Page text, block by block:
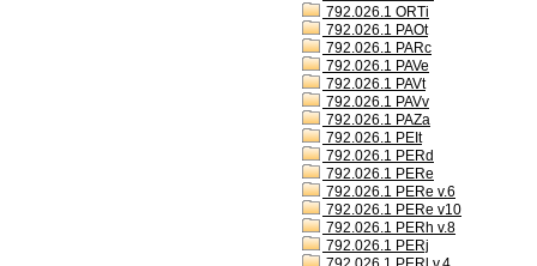
792.026.1 ORTi
792.026.1 PAOt
792.026.1 PARc
792.026.1 PAVe
792.026.1 PAVt
792.026.1 PAVv
792.026.1 PAZa
792.026.1 PEIt
792.026.1 PERd
792.026.1 PERe
792.026.1 PERe v.6
792.026.1 PERe v10
792.026.1 PERh v.8
792.026.1 PERj